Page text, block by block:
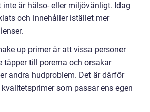
inte är hälso- eller miljövänligt. Idag
och innehåller istället mer
up primer är att vissa personer
täpper till porerna och orsakar
andra hudproblem. Det är därför
som passar ens egen